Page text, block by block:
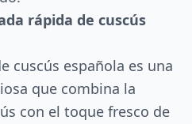
rápida de cuscús
cuscús española es una
que combina la
con el toque fresco de